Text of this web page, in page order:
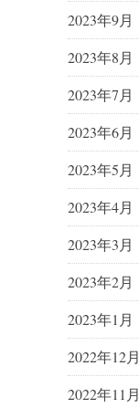
2023年9月
2023年8月
2023年7月
2023年6月
2023年5月
2023年4月
2023年3月
2023年2月
2023年1月
2022年12月
2022年11月